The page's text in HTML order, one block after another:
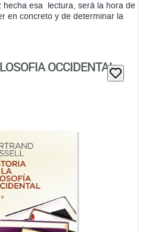
hecha esa lectura, será la hora de
en concreto y de determinar la
OCCIDENTAL